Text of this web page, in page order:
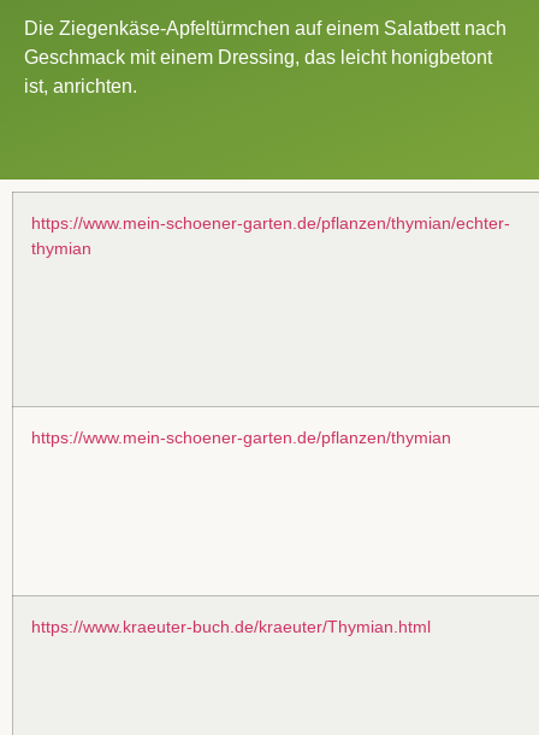
Die Ziegenkäse-Apfeltürmchen auf einem Salatbett nach
Geschmack mit einem Dressing, das leicht honigbetont
ist, anrichten.
https://www.mein-schoener-garten.de/pflanzen/thymian/echter-
thymian
https://www.mein-schoener-garten.de/pflanzen/thymian
https://www.kraeuter-buch.de/kraeuter/Thymian.html